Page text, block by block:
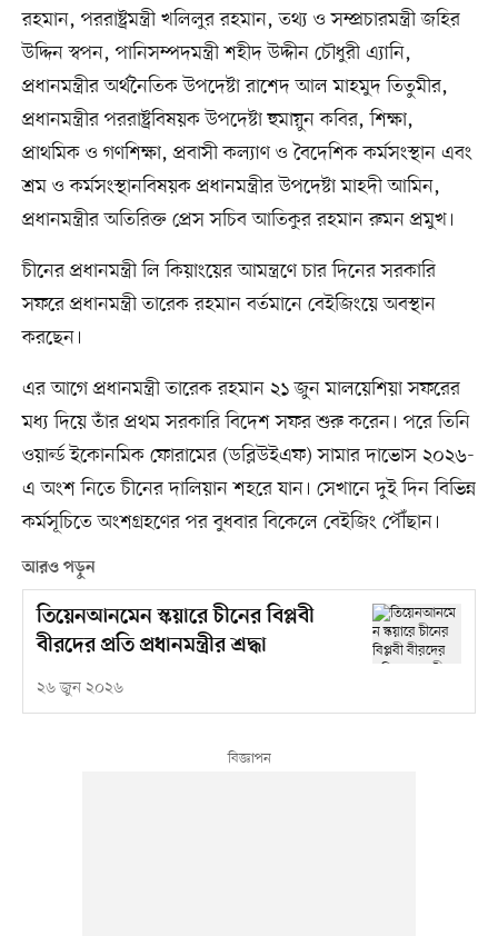
রহমান, পররাষ্ট্রমন্ত্রী খলিলুর রহমান, তথ্য ও সম্প্রচারমন্ত্রী জহির
উদ্দিন স্বপন, পানিসম্পদমন্ত্রী শহীদ উদ্দীন চৌধুরী এ্যানি,
প্রধানমন্ত্রীর অর্থনৈতিক উপদেষ্টা রাশেদ আল মাহমুদ তিতুমীর,
প্রধানমন্ত্রীর পররাষ্ট্রবিষয়ক উপদেষ্টা হুমায়ুন কবির, শিক্ষা,
প্রাথমিক ও গণশিক্ষা, প্রবাসী কল্যাণ ও বৈদেশিক কর্মসংস্থান এবং
শ্রম ও কর্মসংস্থানবিষয়ক প্রধানমন্ত্রীর উপদেষ্টা মাহদী আমিন,
প্রধানমন্ত্রীর অতিরিক্ত প্রেস সচিব আতিকুর রহমান রুমন প্রমুখ।
চীনের প্রধানমন্ত্রী লি কিয়াংয়ের আমন্ত্রণে চার দিনের সরকারি
সফরে প্রধানমন্ত্রী তারেক রহমান বর্তমানে বেইজিংয়ে অবস্থান
করছেন।
এর আগে প্রধানমন্ত্রী তারেক রহমান ২১ জুন মালয়েশিয়া সফরের
মধ্য দিয়ে তাঁর প্রথম সরকারি বিদেশ সফর শুরু করেন। পরে তিনি
ওয়ার্ল্ড ইকোনমিক ফোরামের (ডব্লিউইএফ) সামার দাভোস ২০২৬-
এ অংশ নিতে চীনের দালিয়ান শহরে যান। সেখানে দুই দিন বিভিন্ন
কর্মসূচিতে অংশগ্রহণের পর বুধবার বিকেলে বেইজিং পৌঁছান।
আরও পড়ুন
তিয়েনআনমেন স্কয়ারে চীনের বিপ্লবী
বীরদের প্রতি প্রধানমন্ত্রীর শ্রদ্ধা
২৬ জুন ২০২৬